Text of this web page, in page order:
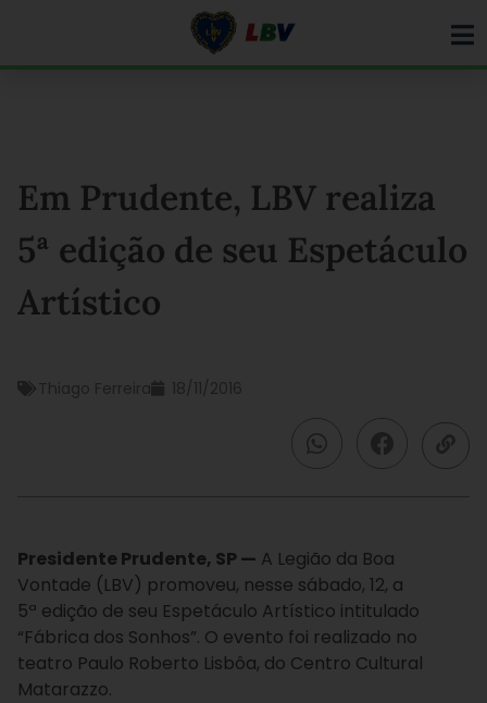
Em Prudente, LBV realiza
5ª edição de seu Espetáculo
Artístico
Thiago Ferreira 18/11/2016
Presidente Prudente, SP — A Legião da Boa
Vontade (LBV) promoveu, nesse sábado, 12, a
5ª edição de seu Espetáculo Artístico intitulado
“Fábrica dos Sonhos”. O evento foi realizado no
teatro Paulo Roberto Lisbôa, do Centro Cultural
Matarazzo.